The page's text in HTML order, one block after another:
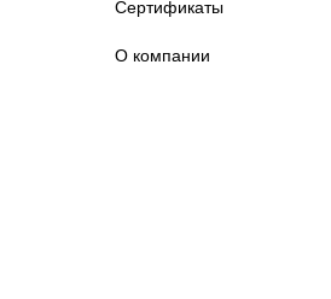
Сертификаты
О компании